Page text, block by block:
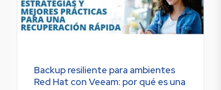
Backup resiliente para ambientes
Red Hat con Veeam: por qué es una